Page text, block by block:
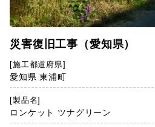
災害復旧工事（愛知県）
[施工都道府県]
愛知県 東浦町
[製品名]
ロンケット ツナグリーン